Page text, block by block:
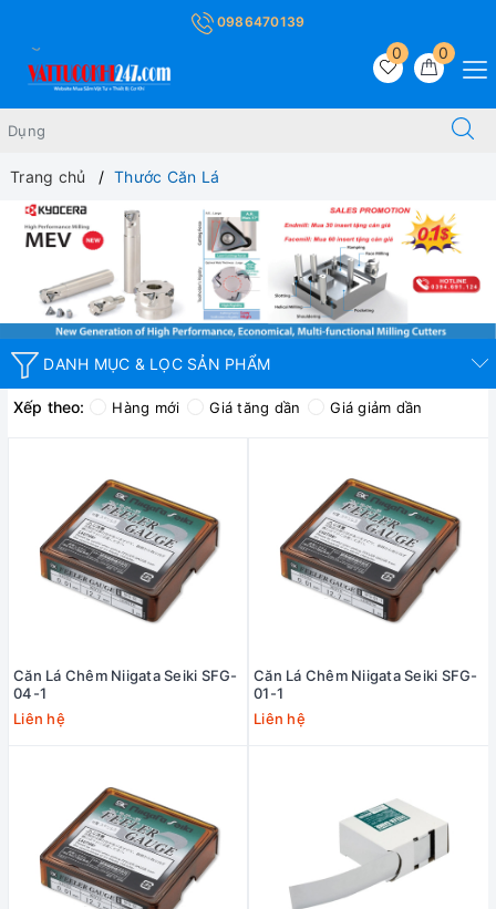
0986470139
0
0
Trang chủ Thước Căn Lá
DANH MỤC & LỌC SẢN PHẨM
Xếp theo: Hàng mới Giá tăng dần Giá giảm dần
Căn Lá Chêm Niigata Seiki SFG-
04-1
Liên hệ
Căn Lá Chêm Niigata Seiki SFG-
01-1
Liên hệ